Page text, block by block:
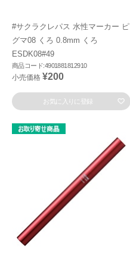
#サクラクレパス 水性マーカー ピ
グマ08 くろ 0.8mm くろ
ESDK08#49
商品コード:4901881812910
小売価格 ¥200
お気に入りに登録